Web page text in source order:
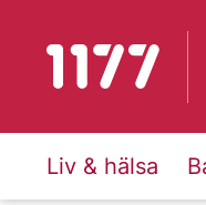
Till startsidan för
Liv & hälsa